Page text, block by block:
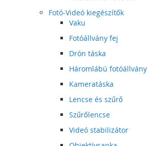
Fotó-Videó kiegészítők
Vaku
Fotóállvány fej
Drón táska
Háromlábú fotóállvány
Kameratáska
Lencse és szűrő
Szűrőlencse
Videó stabilizátor